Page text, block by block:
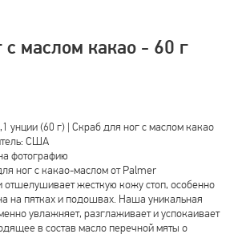
с маслом какао - 60 г
унции (60 г) | Скраб для ног с маслом какао
США
фотографию
ног с какао-маслом от Palmer
отшелушивает жесткую кожу стоп, особенно
на пятках и подошвах. Наша уникальная
увлажняет, разглаживает и успокаивает
в состав масло перечной мяты о